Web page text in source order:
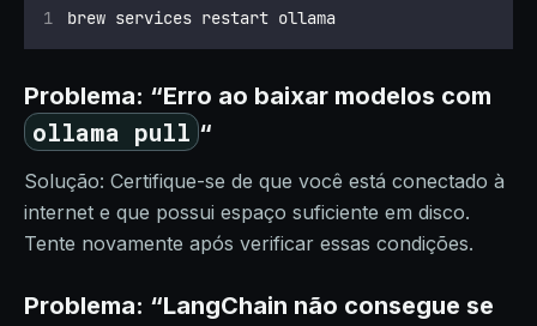
brew services restart ollama
Problema: “Erro ao baixar modelos com
ollama pull “
Solução: Certifique-se de que você está conectado à
internet e que possui espaço suficiente em disco.
Tente novamente após verificar essas condições.
Problema: “LangChain não consegue se